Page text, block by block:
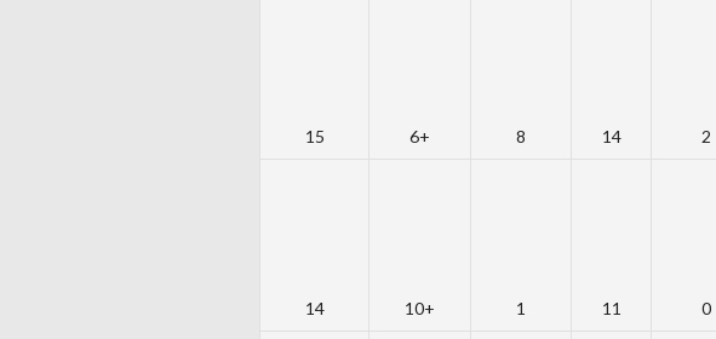
2
14
8
+6
15
0
11
1
+10
14